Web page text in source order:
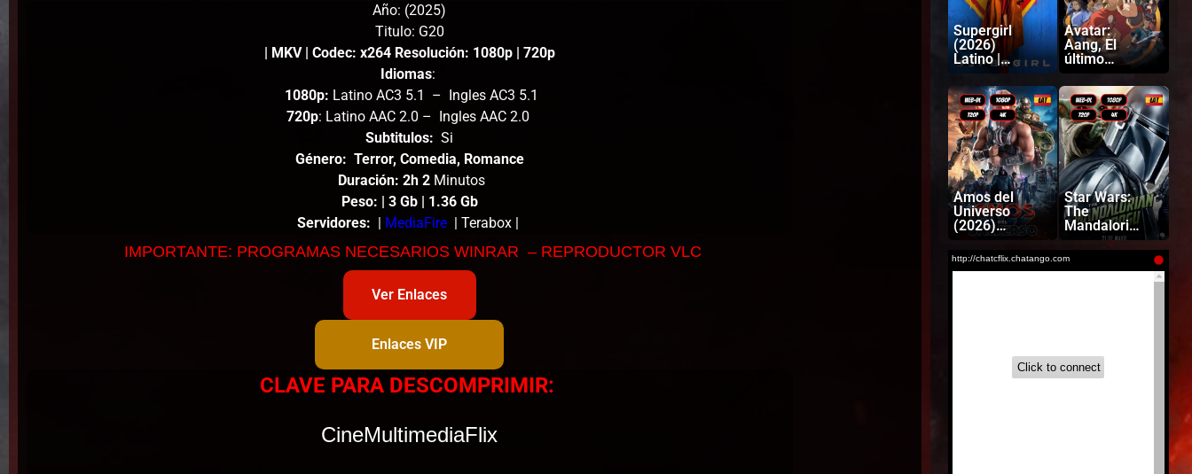
Año: (2025)
Titulo: G20
| MKV | Codec: x264 Resolución: 1080p | 720p
Idiomas:
1080p: Latino AC3 5.1 – Ingles AC3 5.1
720p: Latino AAC 2.0 – Ingles AAC 2.0
Subtitulos: Si
Género: Terror, Comedia, Romance
Duración: 2h 2 Minutos
Peso: | 3 Gb | 1.36 Gb
Servidores: | MediaFire| Terabox |
IMPORTANTE: PROGRAMAS NECESARIOS WINRAR – REPRODUCTOR VLC
Ver Enlaces
Enlaces VIP
CLAVE PARA DESCOMPRIMIR:
CineMultimediaFlix
Supergirl
(2026)
Latino |
Avatar:
Aang, El
último
Maestro
Aire (2026)
Latino |
Inglés
Amos del
Universo
(2026)
Latino |
Inglés
Star Wars:
The
Mandaloria
n and
Grogu
(2026)